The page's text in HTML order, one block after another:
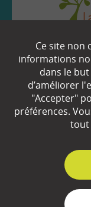
Ce site non
informations
dans le
d’améliorer
"Accepter"
préférences.
tout